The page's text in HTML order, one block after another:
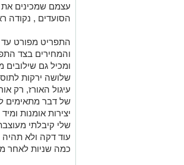
עצמם שמכינים את
הסועדים , נקודה
התפריט מפורט עד
והמחירים בצד
ומכיל גם
שלושה ירקות
עיגול האורז, רק
של דבר מתאימים
יצירות אומנות
שלי קיבלתי
עוד דקה ולא
כמה שניות לאחר